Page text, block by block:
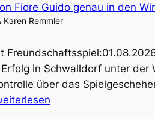
Fiore Guido genau in den
Karen Remmler
in Schwalldorf unter der
über das